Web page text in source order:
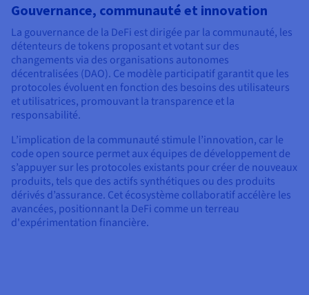
Gouvernance, communauté et innovation
La gouvernance de la DeFi est dirigée par la communauté, les
détenteurs de tokens proposant et votant sur des
changements via des organisations autonomes
décentralisées (DAO). Ce modèle participatif garantit que les
protocoles évoluent en fonction des besoins des utilisateurs
et utilisatrices, promouvant la transparence et la
responsabilité.
L’implication de la communauté stimule l’innovation, car le
code open source permet aux équipes de développement de
s’appuyer sur les protocoles existants pour créer de nouveaux
produits, tels que des actifs synthétiques ou des produits
dérivés d’assurance. Cet écosystème collaboratif accélère les
avancées, positionnant la DeFi comme un terreau
d'expérimentation financière.